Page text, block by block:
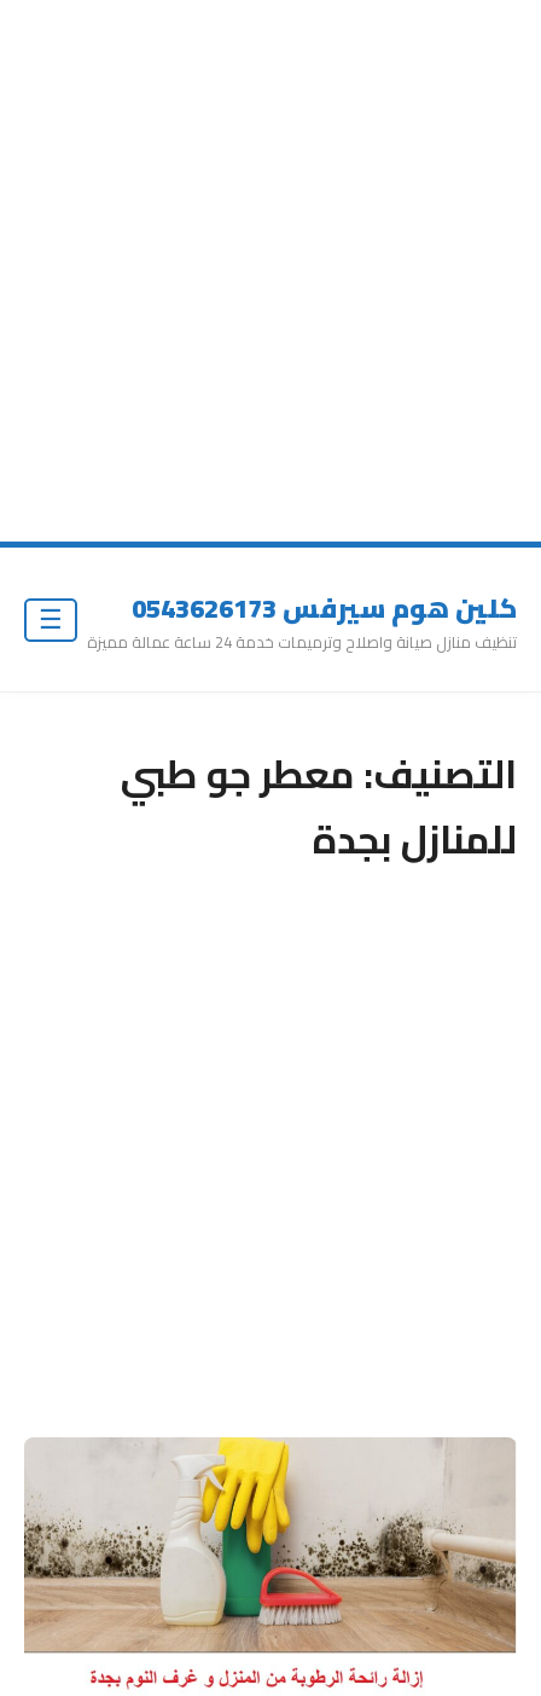
كلين هوم سيرفس 0543626173
تنظيف منازل صيانة واصلاح وترميمات خدمة 24 ساعة عمالة مميزة
التصنيف:معطر جو طبي
للمنازل بجدة